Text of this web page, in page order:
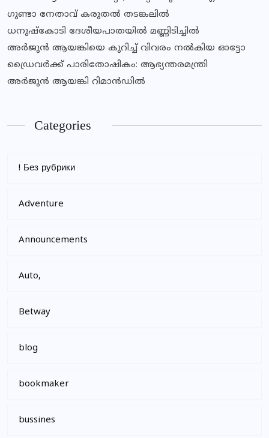
ഗുണ്ടാ നേതാവ് കരുതൽ തടങ്കലിൽ
ധനുഷ്കോടി ദേശീയപാതയിൽ മണ്ണിടിച്ചിൽ
അർജുൻ ആയങ്കിയെ കുറിച്ച് വിവരം നൽകിയ ഓട്ടോ
ഡ്രൈവർക്ക് പാരിതോഷികം: ആഭ്യന്തരമന്ത്രി
അർജുൻ ആയങ്കി റിമാൻഡിൽ
Categories
! Без рубрики
Adventure
Announcements
Auto,
Betway
blog
bookmaker
bussines